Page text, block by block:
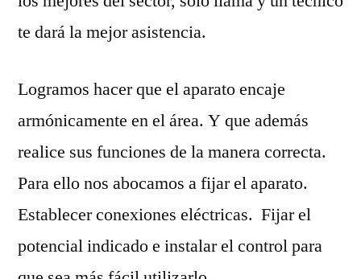
te dará la mejor asistencia.
Logramos hacer que el aparato encaje
armónicamente en el área. Y que además
realice sus funciones de la manera correcta.
Para ello nos abocamos a fijar el aparato.
Establecer conexiones eléctricas. Fijar el
potencial indicado e instalar el control para